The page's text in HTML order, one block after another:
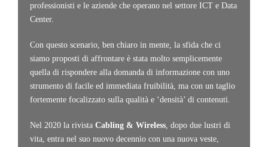
professionisti e le aziende che operano nel settore ICT e Data
Center.
Con questo scenario, ben chiaro in mente, la sfida che ci
siamo proposti di affrontare è stata molto semplicemente
quella di rispondere alla domanda di informazione con uno
strumento di facile ed immediata fruibilità, ma con un taglio
fortemente focalizzato sulla qualità e ‘densità’ di contenuti.
Nel 2020 la rivista Cabling & Wireless , dopo due lustri di
vita, entra nel suo nuovo decennio con una nuova veste,